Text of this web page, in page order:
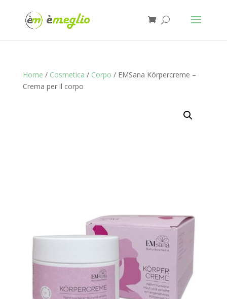
Home / Cosmetica / Corpo / EMSana Körpercreme –
Crema per il corpo